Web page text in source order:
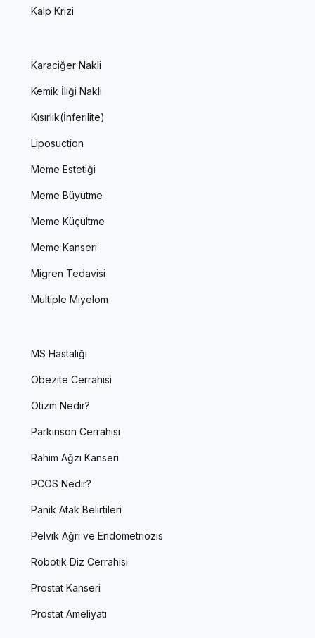
Kalp Krizi
Karaciğer Nakli
Kemik İliği Nakli
Kısırlık(İnferilite)
Liposuction
Meme Estetiği
Meme Büyütme
Meme Küçültme
Meme Kanseri
Migren Tedavisi
Multiple Miyelom
MS Hastalığı
Obezite Cerrahisi
Otizm Nedir?
Parkinson Cerrahisi
Rahim Ağzı Kanseri
PCOS Nedir?
Panik Atak Belirtileri
Pelvik Ağrı ve Endometriozis
Robotik Diz Cerrahisi
Prostat Kanseri
Prostat Ameliyatı